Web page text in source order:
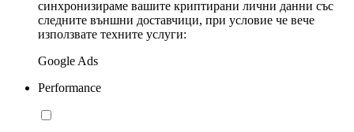
синхронизираме вашите криптирани лични данни със
следните външни доставчици, при условие че вече
използвате техните услуги:
Google Ads
Performance